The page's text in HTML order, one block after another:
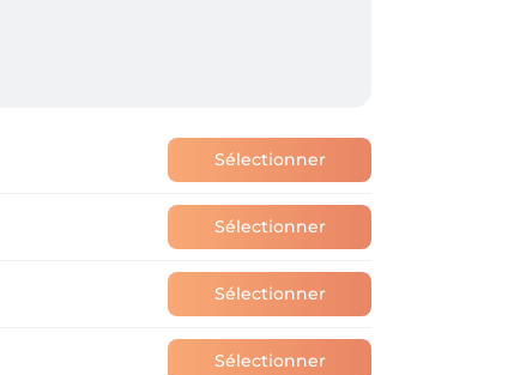
Sélectionner
Sélectionner
Sélectionner
Sélectionner